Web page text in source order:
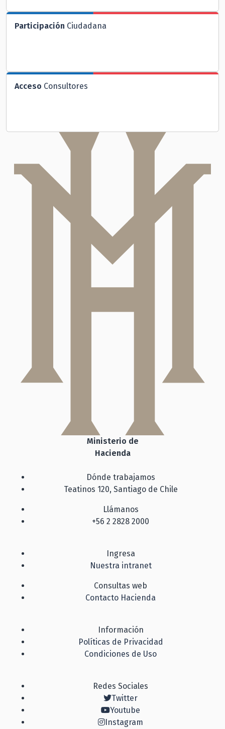
Participación Ciudadana
Acceso Consultores
Ministerio de
Hacienda
Dónde trabajamos
Teatinos 120, Santiago de Chile
Llámanos
+56 2 2828 2000
Ingresa
Nuestra intranet
Consultas web
Contacto Hacienda
Información
Políticas de Privacidad
Condiciones de Uso
Redes Sociales
Twitter
Youtube
Instagram